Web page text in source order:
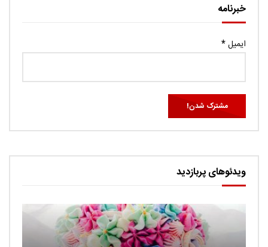
خبرنامه
ایمیل*
ویدئوهای پربازدید